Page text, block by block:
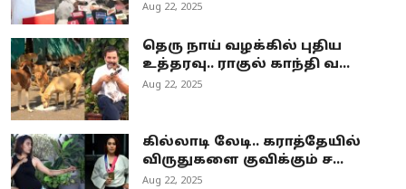
Aug 22, 2025
தெரு நாய் வழக்கில் புதிய
உத்தரவு.. ராகுல் காந்தி வ...
Aug 22, 2025
கில்லாடி லேடி.. கராத்தேயில்
விருதுகளை குவிக்கும் ச...
Aug 22, 2025